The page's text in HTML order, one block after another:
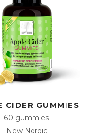
CIDER GUMMIES
60 gummies
New Nordic